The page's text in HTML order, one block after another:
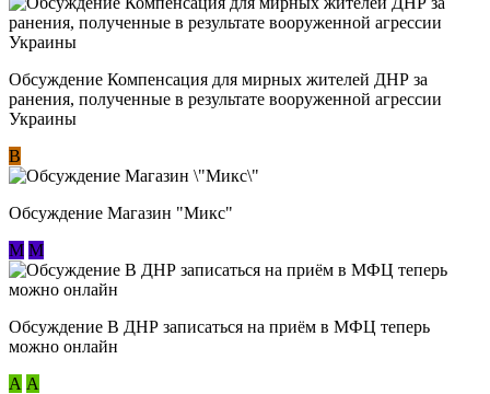
Обсуждение Компенсация для мирных жителей ДНР за
ранения, полученные в результате вооруженной агрессии
Украины
В
Обсуждение Магазин "Микс"
М М
Обсуждение В ДНР записаться на приём в МФЦ теперь
можно онлайн
А А